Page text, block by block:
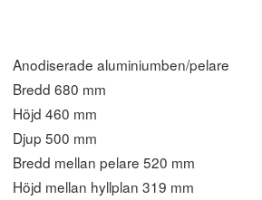
Anodiserade aluminiumben/pelare
Bredd 680 mm
Höjd 460 mm
Djup 500 mm
Bredd mellan pelare 520 mm
Höjd mellan hyllplan 319 mm